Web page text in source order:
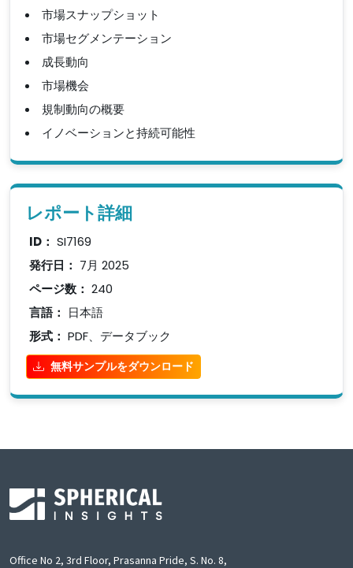
市場スナップショット
市場セグメンテーション
成長動向
市場機会
規制動向の概要
イノベーションと持続可能性
レポート詳細
ID： SI7169
発行日： 7月 2025
ページ数： 240
言語： 日本語
形式： PDF、データブック
無料サンプルをダウンロード
Office No 2, 3rd Floor, Prasanna Pride, S. No. 8,